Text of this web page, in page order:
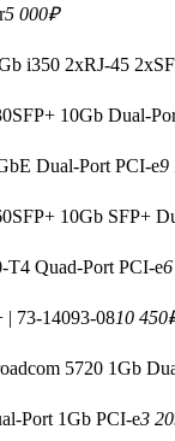
5 000₽
i350 2xRJ-45
10Gb Dual-
Dual-Port PCI-e9
10Gb SFP+
T4 Quad-Port PCI-e
| 73-14093-0810 450
5720 1Gb
Port 1Gb PCI-e3